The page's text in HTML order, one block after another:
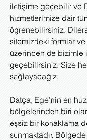
iletişime geçebilir ve
hizmetlerimize dair
öğrenebilirsiniz.
sitemizdeki formlar ve
üzerinden de bizimle
geçebilirsiniz. Size
sağlayacağız.
Datça, Ege’nin en
bölgelerinden biri
eşsiz bir konaklama
sunmaktadır.